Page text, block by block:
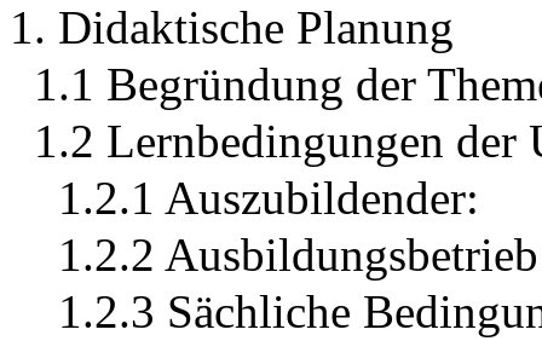
1. Didaktische Planung
1.1 Begründung der
1.2 Lernbedingungen der
1.2.1 Auszubildender:
1.2.2
1.2.3 Sächliche